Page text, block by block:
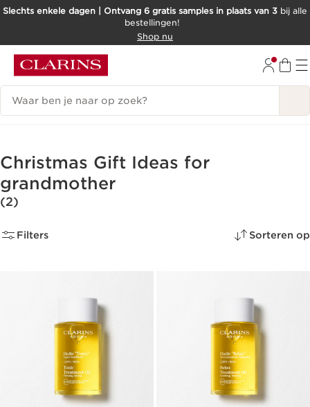
DOORGAAN NAAR INHOUD
Slechts enkele dagen | Ontvang 6 gratis samples in plaats van 3 bij alle
bestellingen!
Shop nu
Zoekgeschiedenis
Christmas Gift Ideas for
grandmother
(2)
Filters Sorteren op